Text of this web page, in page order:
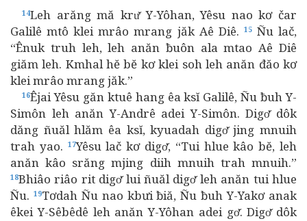
14Leh arăng mă krư̆ Y-Yôhan, Yêsu nao kơ čar
Galilê mtô klei mrâo mrang jăk Aê Diê. 15Ñu lač,
“Ênuk truh leh, leh anăn ƀuôn ala mtao Aê Diê
giăm leh. Kmhal hĕ bĕ kơ klei soh leh anăn đăo kơ
klei mrâo mrang jăk.”
16Êjai Yêsu găn ktuê hang êa ksĭ Galilê, Ñu ƀuh Y-
Simôn leh anăn Y-Andrê adei Y-Simôn. Digơ̆ dôk
dăng ñuăl hlăm êa ksĭ, kyuadah digơ̆ jing mnuih
trah yao. 17Yêsu lač kơ digơ̆, “Tui hlue kâo bĕ, leh
anăn kâo srăng mjing diih mnuih trah mnuih.”
18Bhiâo riâo rit digơ̆ lui ñuăl digơ̆ leh anăn tui hlue
Ñu. 19Tơdah Ñu nao kbưi ƀiă, Ñu ƀuh Y-Yakơ anak
êkei Y-Sêbêdê leh anăn Y-Yôhan adei gơ̆. Digơ̆ dôk